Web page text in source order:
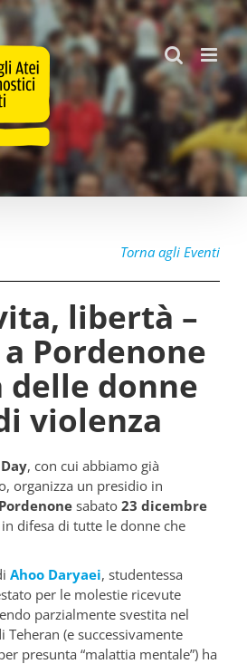
Torna agli Eventi
libertà –
Pordenone
delle donne
violenza
, con cui abbiamo già
organizza un presidio in
Pordenone sabato 23 dicembre
in difesa di tutte le donne che
Ahoo Daryaei, studentessa
per le molestie ricevute
parzialmente svestita nel
(e successivamente
presunta “malattia mentale”) ha